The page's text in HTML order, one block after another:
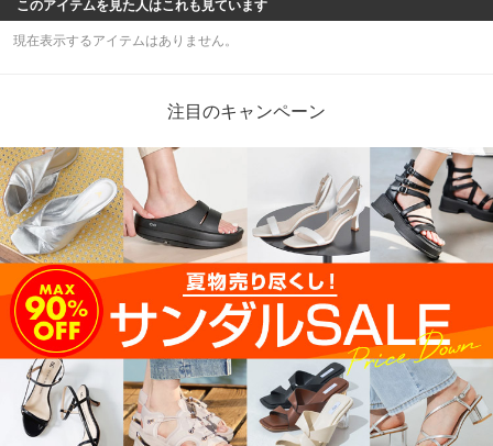
このアイテムを見た人はこれも見ています
現在表示するアイテムはありません。
注目のキャンペーン